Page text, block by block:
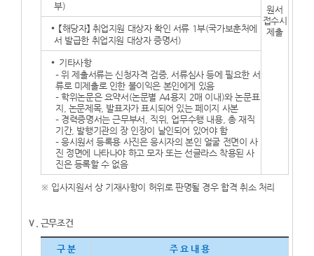
원서
접수시
제출
부)
【해당자】 취업지원 대상자 확인 서류 1부(국가보훈처에
서 발급한 취업지원 대상자 증명서)
기타사항
– 위 제출서류는 신청자격 검증, 서류심사 등에 필요한 서
류로 미제출로 인한 불이익은 본인에게 있음
– 학위논문은 요약서(논문별 A4용지 2매 이내)와 논문표
지, 논문제목, 발표자가 표시되어 있는 페이지 사본
– 경력증명서는 근무부서, 직위, 업무수행 내용, 총 재직
기간, 발행기관의 장 인장이 날인되어 있어야 함
– 응시원서 등록용 사진은 응시자의 본인 얼굴 전면이 사
진 정면에 나타나야 하고 모자 또는 선글라스 착용된 사
진은 등록할 수 없음
※ 입사지원서 상 기재사항이 허위로 판명될 경우 합격 취소 처리
Ⅴ. 근무조건
구 분 주 요 내 용